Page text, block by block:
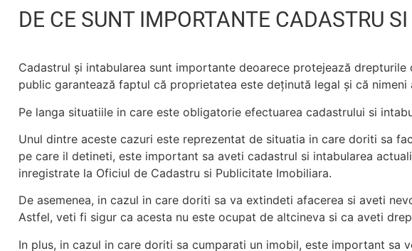
DE CE SUNT IMPORTANTE CADASTRU
Cadastrul și intabularea sunt importante deoarece protejează
public garantează faptul că proprietatea este deținută legal și că
Pe langa situatiile in care este obligatorie efectuarea cadastrului si
Unul dintre aceste cazuri este reprezentat de situatia in care doriti sa
pe care il detineti, este important sa aveti cadastrul si intabularea
inregistrate la Oficiul de Cadastru si Publicitate Imobiliara.
De asemenea, in cazul in care doriti sa va extindeti afacerea si aveti
Astfel, veti fi sigur ca acesta nu este ocupat de altcineva si ca aveti
In plus, in cazul in care doriti sa cumparati un imobil, este important